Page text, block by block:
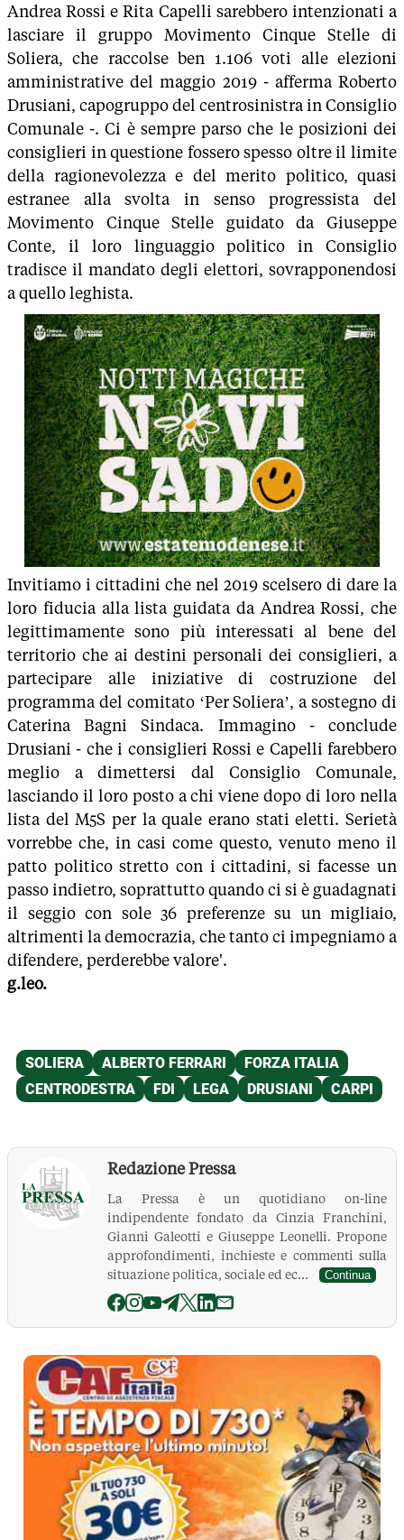
Andrea Rossi e Rita Capelli sarebbero intenzionati a
lasciare il gruppo Movimento Cinque Stelle di
Soliera, che raccolse ben 1.106 voti alle elezioni
amministrative del maggio 2019 - afferma Roberto
Drusiani, capogruppo del centrosinistra in Consiglio
Comunale -. Ci è sempre parso che le posizioni dei
consiglieri in questione fossero spesso oltre il limite
della ragionevolezza e del merito politico, quasi
estranee alla svolta in senso progressista del
Movimento Cinque Stelle guidato da Giuseppe
Conte, il loro linguaggio politico in Consiglio
tradisce il mandato degli elettori, sovrapponendosi
a quello leghista.
Invitiamo i cittadini che nel 2019 scelsero di dare la
loro fiducia alla lista guidata da Andrea Rossi, che
legittimamente sono più interessati al bene del
territorio che ai destini personali dei consiglieri, a
partecipare alle iniziative di costruzione del
programma del comitato ‘Per Soliera’, a sostegno di
Caterina Bagni Sindaca. Immagino - conclude
Drusiani - che i consiglieri Rossi e Capelli farebbero
meglio a dimettersi dal Consiglio Comunale,
lasciando il loro posto a chi viene dopo di loro nella
lista del M5S per la quale erano stati eletti. Serietà
vorrebbe che, in casi come questo, venuto meno il
patto politico stretto con i cittadini, si facesse un
passo indietro, soprattutto quando ci si è guadagnati
il seggio con sole 36 preferenze su un migliaio,
altrimenti la democrazia, che tanto ci impegniamo a
difendere, perderebbe valore'.
g.leo.
Redazione Pressa
La Pressa è un quotidiano on-line
indipendente fondato da Cinzia Franchini,
Gianni Galeotti e Giuseppe Leonelli. Propone
approfondimenti, inchieste e commenti sulla
situazione politica, sociale ed ec...
Continua
La Pressa